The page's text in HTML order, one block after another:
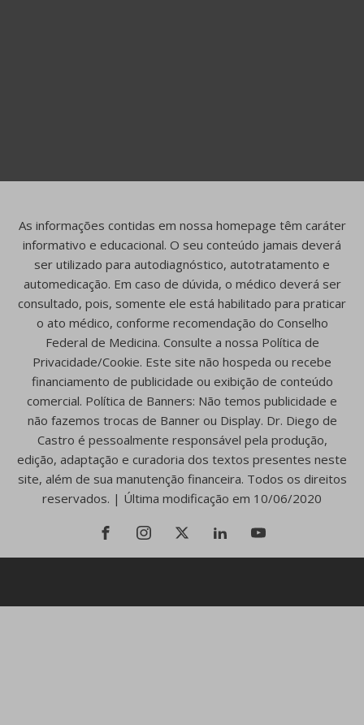
As informações contidas em nossa homepage têm caráter
informativo e educacional. O seu conteúdo jamais deverá
ser utilizado para autodiagnóstico, autotratamento e
automedicação. Em caso de dúvida, o médico deverá ser
consultado, pois, somente ele está habilitado para praticar
o ato médico, conforme recomendação do Conselho
Federal de Medicina. Consulte a nossa Política de
Privacidade/Cookie. Este site não hospeda ou recebe
financiamento de publicidade ou exibição de conteúdo
comercial. Política de Banners: Não temos publicidade e
não fazemos trocas de Banner ou Display. Dr. Diego de
Castro é pessoalmente responsável pela produção,
edição, adaptação e curadoria dos textos presentes neste
site, além de sua manutenção financeira. Todos os direitos
reservados. | Última modificação em 10/06/2020